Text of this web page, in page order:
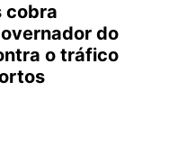
cobra
do
o tráfico